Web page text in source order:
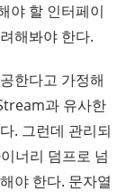
야 할 인터페이
해봐야 한다.
한다고 가정해
과 유사한
. 그런데 관리되
너리 덤프로 넘
야 한다. 문자열